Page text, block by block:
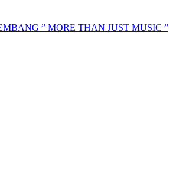
” MORE THAN JUST MUSIC ”